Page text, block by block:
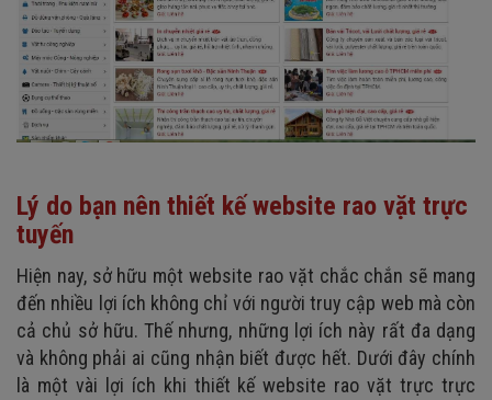
Lý do bạn nên thiết kế website rao vặt trực
tuyến
Hiện nay, sở hữu một website rao vặt chắc chắn sẽ mang
đến nhiều lợi ích không chỉ với người truy cập web mà còn
cả chủ sở hữu. Thế nhưng, những lợi ích này rất đa dạng
và không phải ai cũng nhận biết được hết. Dưới đây chính
là một vài lợi ích khi thiết kế website rao vặt trực trực